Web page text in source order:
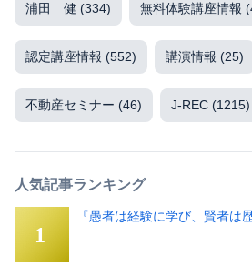
浦田 健 (334) 無料体験講座情報
認定講座情報 (552) 講演情報 (25)
不動産セミナー (46) J-REC (1215)
人気記事ランキング
『愚者は経験に学び、賢者は